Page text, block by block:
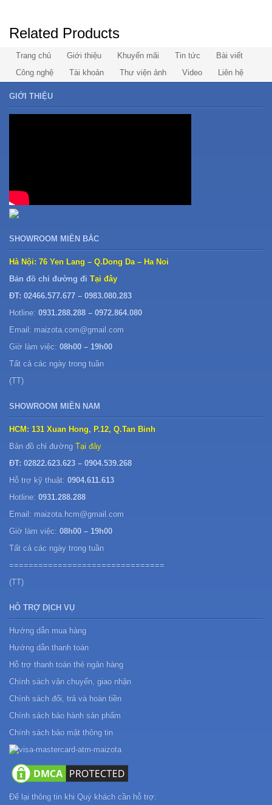
Related Products
Trang chủ Giới thiệu Khuyến mãi Tin tức
Bài viết
Công nghệ
Tài khoản Thư viện ảnh Video Liên hệ
GIỚI THIỆU
SHOWROOM MIỀN BẮC
Hà Nội: 76 Yen Lang – Q.Dong Da – Ha Noi
Bản đồ chỉ đường đi Tại đây
ĐT: 02466.577.677 – 0983.080.283
Hotline: 0931.288.288 – 0972.864.080
Email: maizota.com@gmail.com
Giờ làm việc: 08h00 – 19h00
Tất cả các ngày trong tuần
(TT)
SHOWROOM MIỀN NAM
HCM: 131 Xuan Hong, P.12, Q.Tan Binh
Bản đồ chỉ đường Tại đây
ĐT: 02822.623.623 – 0904.539.268
Hỗ trợ kỹ thuật: 0904.611.613
Hotline: 0931.288.288
Email: maizota.hcm@gmail.com
Giờ làm việc: 08h00 – 19h00
Tất cả các ngày trong tuần
================================
(TT)
HỖ TRỢ DỊCH VỤ
Hướng dẫn mua hàng
Hướng dẫn thanh toán
Hỗ trợ thanh toán thẻ ngân hàng
Chính sách vận chuyển, giao nhận
Chính sách đổi, trả và hoàn tiền
Chính sách bảo hành sản phẩm
Chính sách bảo mật thông tin
Để lại thông tin khi Quý khách cần hỗ trợ: